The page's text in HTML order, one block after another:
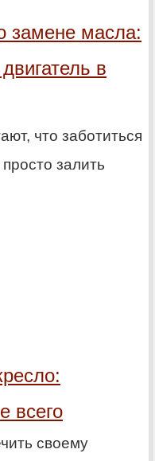
замене масла:
в
что заботиться
залить
всего
своему